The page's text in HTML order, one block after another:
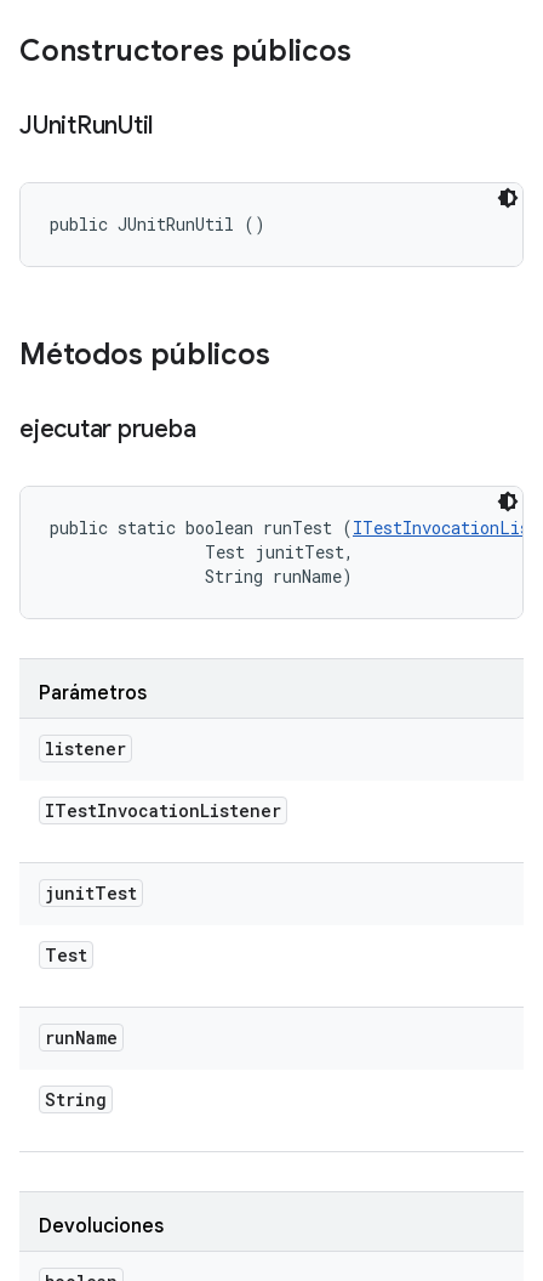
Constructores públicos
JUnitRunUtil
public JUnitRunUtil ()
Métodos públicos
ejecutar prueba
public static boolean runTest (
                Test junitTest,
                String runName)
Parámetros
listener
ITestInvocationListener
junitTest
Test
runName
String
Devoluciones